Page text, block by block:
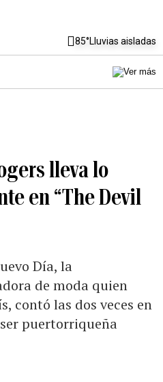
85°Lluvias aisladas
lleva lo
en “The Devil
Día, la
de moda quien
contó las dos veces en
puertorriqueña